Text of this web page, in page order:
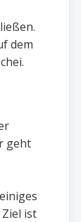
dem
geht
ist